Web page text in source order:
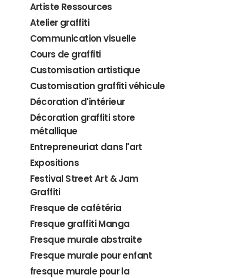
Artiste Ressources
Atelier graffiti
Communication visuelle
Cours de graffiti
Customisation artistique
Customisation graffiti véhicule
Décoration d'intérieur
Décoration graffiti store
métallique
Entrepreneuriat dans l'art
Expositions
Festival Street Art & Jam
Graffiti
Fresque de cafétéria
Fresque graffiti Manga
Fresque murale abstraite
Fresque murale pour enfant
fresque murale pour la